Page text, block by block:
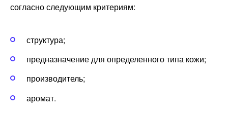
согласно следующим критериям:
структура;
предназначение для определенного типа кожи;
производитель;
аромат.